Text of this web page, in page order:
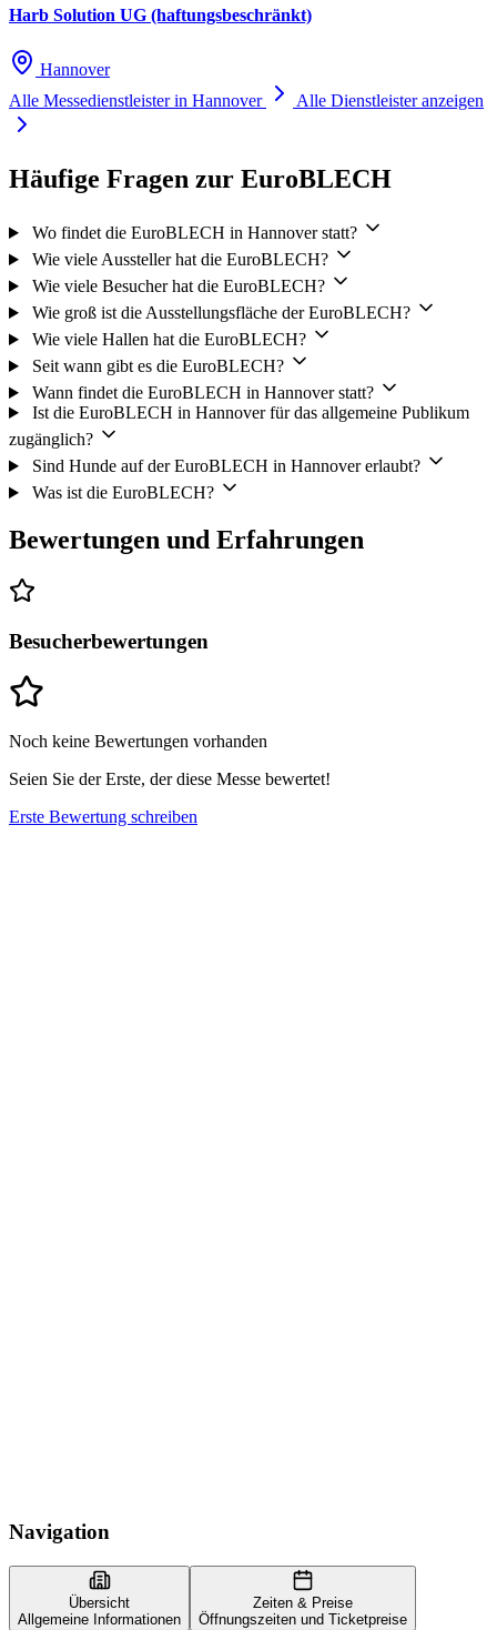
ebenfalls unmittelbar vor dem Fluggastgebäude und zwar auf der
Darüber hinaus gelangen Sie mit der S-Bahn Linie 5 vom Flughafen
zum Hauptbahnhof.
Teile der kostenpflichtigen Parkplätze außerhalb des Messegeländes
sind als Sonderparkplätze für Gehbehinderte reserviert. Diese
Sonderparkplätze liegen in unmittelbarer Nähe der jeweils
geöffneten Messe-Eingänge und sind zu den Messen und
Ausstellungen besonders gekennzeichnet.
Gibt es an der Messe Hannover Ladestationen für Elektrofahrzeuge?
Während der Veranstaltungen stehen Ihnen insgesamt bis zu 53
Ladesäulen eingangsnah zur Verfügung. Diese teilen sich wie folgt
auf:
14 Ladesäulen auf den Parkplatz West 34
17 Ladesäulen auf dem Parkplatz West 40/41
Harb Solution UG (haftungsbeschränkt)
Hannover
Alle Messedienstleister in Hannover
Alle Dienstleister anzeigen
Häufige Fragen zur EuroBLECH
Wo findet die EuroBLECH in Hannover statt?
Wie viele Aussteller hat die EuroBLECH?
Wie viele Besucher hat die EuroBLECH?
Wie groß ist die Ausstellungsfläche der EuroBLECH?
Wie viele Hallen hat die EuroBLECH?
Seit wann gibt es die EuroBLECH?
Wann findet die EuroBLECH in Hannover statt?
Ist die EuroBLECH in Hannover für das allgemeine Publikum
zugänglich?
Sind Hunde auf der EuroBLECH in Hannover erlaubt?
Was ist die EuroBLECH?
Bewertungen und Erfahrungen
Besucherbewertungen
Noch keine Bewertungen vorhanden
Seien Sie der Erste, der diese Messe bewertet!
Erste Bewertung schreiben
Navigation
Übersicht
Allgemeine Informationen
Zeiten & Preise
Öffnungszeiten und Ticketpreise